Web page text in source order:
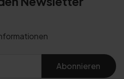
Abonnieren